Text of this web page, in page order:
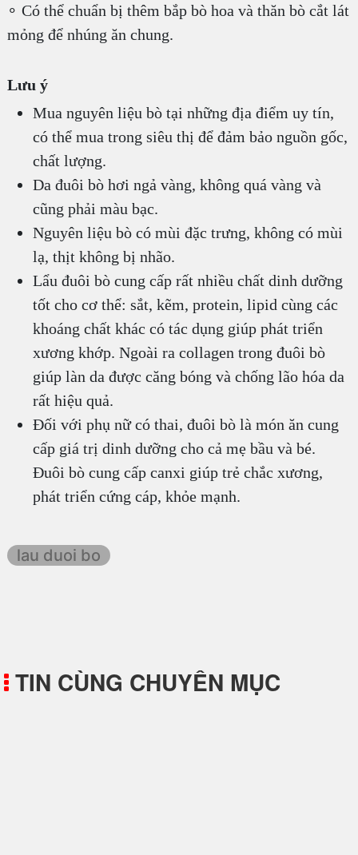
∘ Có thể chuẩn bị thêm bắp bò hoa và thăn bò cắt lát
mỏng để nhúng ăn chung.
Lưu ý
Mua nguyên liệu bò tại những địa điểm uy tín,
có thể mua trong siêu thị để đảm bảo nguồn gốc,
chất lượng.
Da đuôi bò hơi ngả vàng, không quá vàng và
cũng phải màu bạc.
Nguyên liệu bò có mùi đặc trưng, không có mùi
lạ, thịt không bị nhão.
Lẩu đuôi bò cung cấp rất nhiều chất dinh dưỡng
tốt cho cơ thể: sắt, kẽm, protein, lipid cùng các
khoáng chất khác có tác dụng giúp phát triển
xương khớp. Ngoài ra collagen trong đuôi bò
giúp làn da được căng bóng và chống lão hóa da
rất hiệu quả.
Đối với phụ nữ có thai, đuôi bò là món ăn cung
cấp giá trị dinh dưỡng cho cả mẹ bầu và bé.
Đuôi bò cung cấp canxi giúp trẻ chắc xương,
phát triển cứng cáp, khỏe mạnh.
lau duoi bo
TIN CÙNG CHUYÊN MỤC